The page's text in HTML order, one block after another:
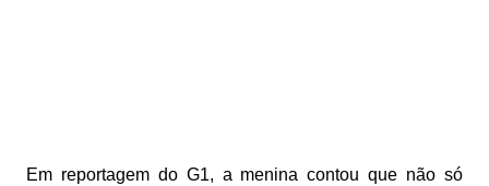
Em reportagem do G1, a menina contou que não só